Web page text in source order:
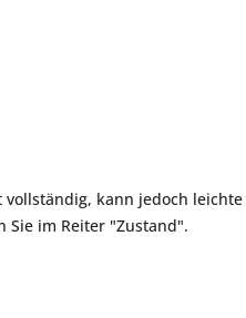
kann jedoch leichte
im Reiter "Zustand".